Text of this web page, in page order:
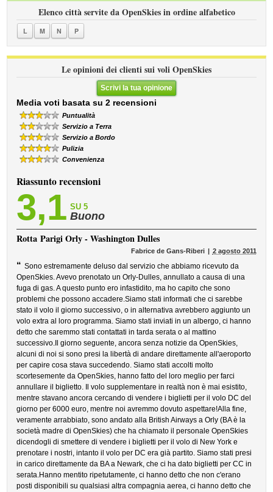
Elenco città servite da OpenSkies in ordine alfabetico
L M N P
Le opinioni dei clienti sui voli OpenSkies
Scrivi la tua opinione
Media voti basata su 2 recensioni
Puntualità
Servizio a Terra
Servizio a Bordo
Pulizia
Convenienza
Riassunto recensioni
3,1 SU 5
Buono
RottaParigi Orly - Washington Dulles
Fabrice de Gans-Riberi 2 agosto 2011
“ Sono estremamente deluso dal servizio che abbiamo ricevuto da
OpenSkies. Avevo prenotato un Orly-Dulles, annullato a causa di una
fuga di gas. A questo punto ero infastidito, ma ho capito che sono
problemi che possono accadere.Siamo stati informati che ci sarebbe
stato il volo il giorno successivo, o in alternativa avrebbero aggiunto un
volo extra al loro programma. Siamo stati inviati in un albergo, ci hanno
detto che saremmo stati contattati in tarda serata o al mattino
successivo.Il giorno seguente, ancora senza notizie da OpenSkies,
alcuni di noi si sono presi la libertà di andare direttamente all'aeroporto
per capire cosa stava succedendo. Siamo stati accolti molto
scortesemente da OpenSkies, hanno fatto del loro meglio per farci
annullare il biglietto. Il volo supplementare in realtà non è mai esistito,
mentre stavano ancora cercando di vendere i biglietti per il volo DC del
giorno per 6000 euro, mentre noi avremmo dovuto aspettare!Alla fine,
veramente arrabbiato, sono andato alla British Airways a Orly (BA è la
società madre di OpenSkies) che ha chiamato il personale OpenSkies
dicendogli di smettere di vendere i biglietti per il volo di New York e
prenotare i nostri, intanto il volo per DC era già partito. Siamo stati presi
in carico direttamente da BA a Newark, che ci ha dato biglietti per CC in
serata.Hanno mentito ripetutamente, ci hanno detto che non c'erano
posti disponibili su qualsiasi altra compagnia aerea, ci hanno detto che